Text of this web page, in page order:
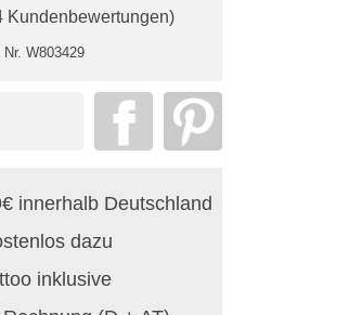
Kundenbewertungen)
W803429
innerhalb Deutschland
dazu
inklusive